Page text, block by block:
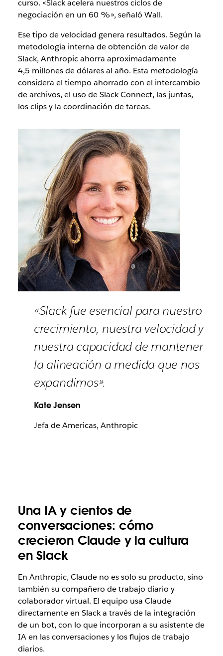
curso. «Slack acelera nuestros ciclos de
negociación en un 60 %», señaló Wall.
Ese tipo de velocidad genera resultados. Según la
metodología interna de obtención de valor de
Slack, Anthropic ahorra aproximadamente
4,5 millones de dólares al año. Esta metodología
considera el tiempo ahorrado con el intercambio
de archivos, el uso de Slack Connect, las juntas,
los clips y la coordinación de tareas.
«Slack fue esencial para nuestro
crecimiento, nuestra velocidad y
nuestra capacidad de mantener
la alineación a medida que nos
expandimos».
Kate Jensen
Jefa de Americas, Anthropic
Una IA y cientos de
conversaciones: cómo
crecieron Claude y la cultura
en Slack
En Anthropic, Claude no es solo su producto, sino
también su compañero de trabajo diario y
colaborador virtual. El equipo usa Claude
directamente en Slack a través de la integración
de un bot, con lo que incorporan a su asistente de
IA en las conversaciones y los flujos de trabajo
diarios.